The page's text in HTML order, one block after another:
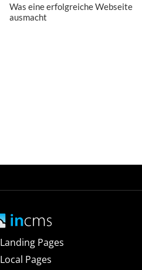
Was eine erfolgreiche Webseite
ausmacht
Landing Pages
Local Pages